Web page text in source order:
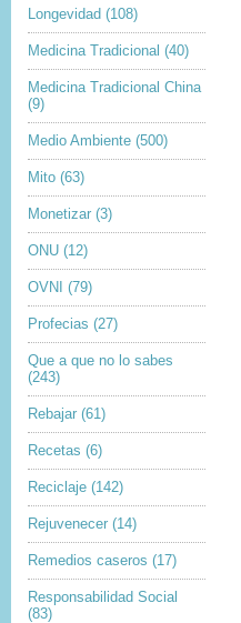
Longevidad (108)
Medicina Tradicional (40)
Medicina Tradicional China
(9)
Medio Ambiente (500)
Mito (63)
Monetizar (3)
ONU (12)
OVNI (79)
Profecias (27)
Que a que no lo sabes
(243)
Rebajar (61)
Recetas (6)
Reciclaje (142)
Rejuvenecer (14)
Remedios caseros (17)
Responsabilidad Social
(83)